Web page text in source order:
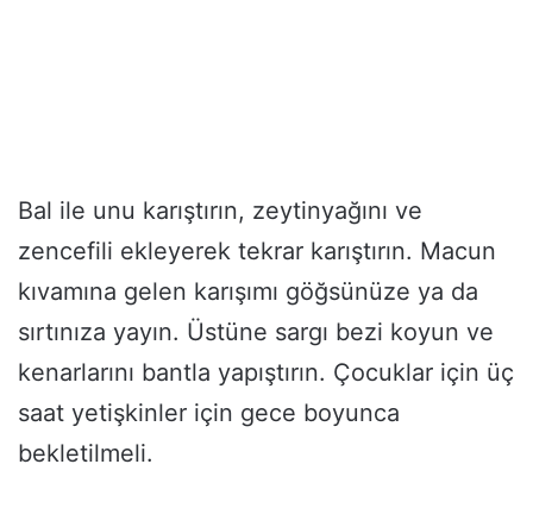
Bal ile unu karıştırın, zeytinyağını ve
zencefili ekleyerek tekrar karıştırın. Macun
kıvamına gelen karışımı göğsünüze ya da
sırtınıza yayın. Üstüne sargı bezi koyun ve
kenarlarını bantla yapıştırın. Çocuklar için üç
saat yetişkinler için gece boyunca
bekletilmeli.